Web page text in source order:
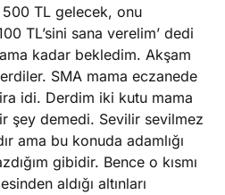
500 TL gelecek, onu
TL’sini sana verelim’ dedi
kadar bekledim. Akşam
SMA mama eczanede
idi. Derdim iki kutu mama
şey demedi. Sevilir sevilmez
ama bu konuda adamlığı
gibidir. Bence o kısmı
aldığı altınları